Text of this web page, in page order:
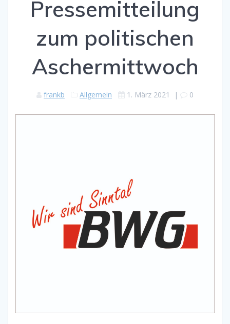
Pressemitteilung
zum politischen
Aschermittwoch
frankb Allgemein 1. März 2021 | 0